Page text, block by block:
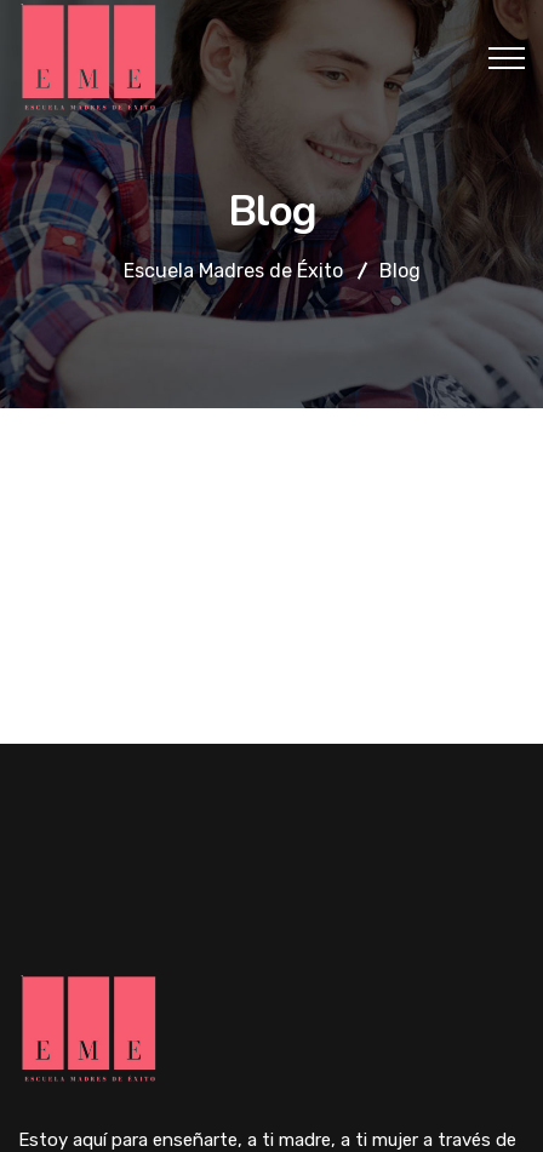
Blog
Escuela Madres de Éxito Blog
Estoy aquí para enseñarte, a ti madre, a ti mujer a través de